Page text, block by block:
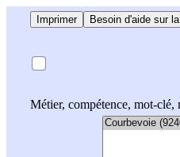
Imprimer Besoin d'aide sur
Métier, compétence, mot-clé,